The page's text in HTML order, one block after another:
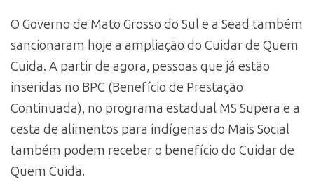
O Governo de Mato Grosso do Sul e a Sead também
sancionaram hoje a ampliação do Cuidar de Quem
Cuida. A partir de agora, pessoas que já estão
inseridas no BPC (Benefício de Prestação
Continuada), no programa estadual MS Supera e a
cesta de alimentos para indígenas do Mais Social
também podem receber o benefício do Cuidar de
Quem Cuida.